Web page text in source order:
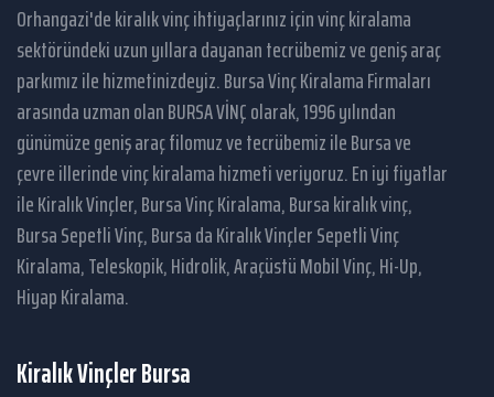
Orhangazi'de kiralık vinç ihtiyaçlarınız için vinç kiralama
sektöründeki uzun yıllara dayanan tecrübemiz ve geniş araç
parkımız ile hizmetinizdeyiz. Bursa Vinç Kiralama Firmaları
arasında uzman olan BURSA VİNÇ olarak, 1996 yılından
günümüze geniş araç filomuz ve tecrübemiz ile Bursa ve
çevre illerinde vinç kiralama hizmeti veriyoruz. En iyi fiyatlar
ile Kiralık Vinçler, Bursa Vinç Kiralama, Bursa kiralık vinç,
Bursa Sepetli Vinç, Bursa da Kiralık Vinçler Sepetli Vinç
Kiralama, Teleskopik, Hidrolik, Araçüstü Mobil Vinç, Hi-Up,
Hiyap Kiralama.
Kiralık Vinçler Bursa